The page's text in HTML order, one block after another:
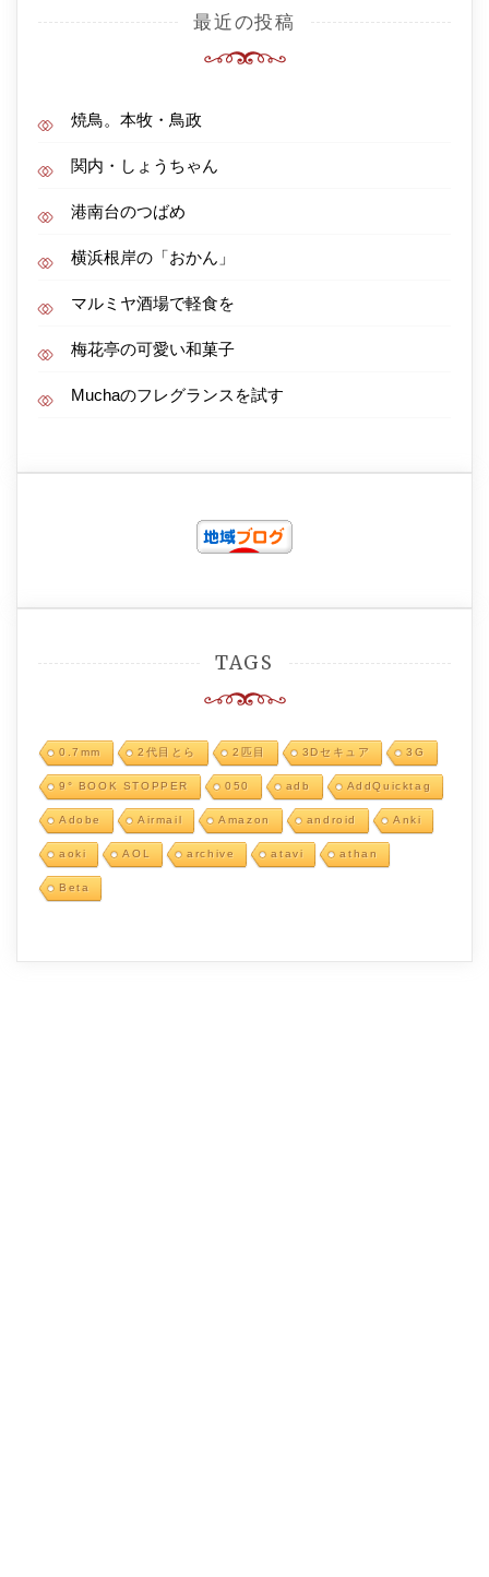
最近の投稿
焼鳥。本牧・鳥政
関内・しょうちゃん
港南台のつばめ
横浜根岸の「おかん」
マルミヤ酒場で軽食を
梅花亭の可愛い和菓子
Muchaのフレグランスを試す
TAGS
0.7mm 2代目とら 2匹目 3Dセキュア 3G
9° BOOK STOPPER 050 adb AddQuicktag
Adobe Airmail Amazon android Anki
aoki AOL archive atavi athan
Beta